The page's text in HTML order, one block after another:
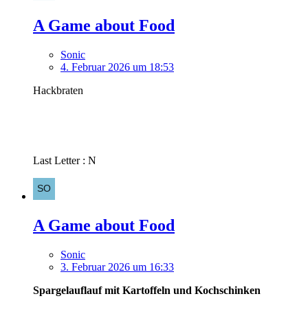
A Game about Food
Sonic
4. Februar 2026 um 18:53
Hackbraten
Last Letter : N
A Game about Food
Sonic
3. Februar 2026 um 16:33
Spargelauflauf mit Kartoffeln und Kochschinken